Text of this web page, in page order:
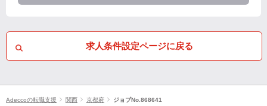
求人条件設定ページに戻る
Adeccoの転職支援 関西 京都府 ジョブNo.868641